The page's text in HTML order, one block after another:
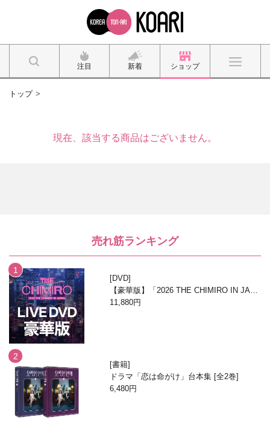
注目 新着 ショップ
トップ
現在、該当する商品はございません。
売れ筋ランキング
DVD
【豪華版】「2026 THE CHIMIRO IN JAPA
N」DVD
11,880円
書籍
ドラマ「恋は命がけ」台本集 [全2巻]
6,480円